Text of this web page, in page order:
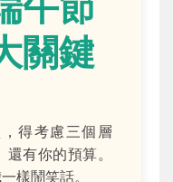
關鍵
得考慮三個層
有你的預算。
樣鬧笑話。